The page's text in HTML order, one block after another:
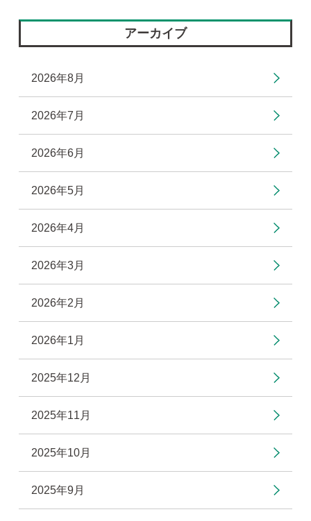
アーカイブ
2026年8月
2026年7月
2026年6月
2026年5月
2026年4月
2026年3月
2026年2月
2026年1月
2025年12月
2025年11月
2025年10月
2025年9月